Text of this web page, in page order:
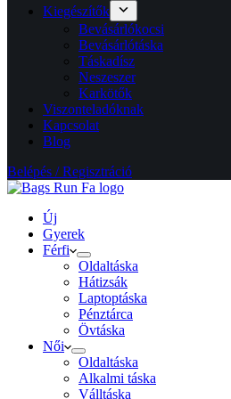
Kiegészítők
Bevásárlókocsi
Bevásárlótáska
Táskadísz
Neszeszer
Karkötők
Viszonteladóknak
Kapcsolat
Blog
Belépés / Regisztráció
Új
Gyerek
Férfi
Oldaltáska
Hátizsák
Laptoptáska
Pénztárca
Övtáska
Női
Oldaltáska
Alkalmi táska
Válltáska